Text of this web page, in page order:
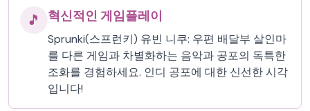
🎵 혁신적인 게임플레이
Sprunki(스프런키) 유빈 니쿠: 우편 배달부 살인마
를 다른 게임과 차별화하는 음악과 공포의 독특한
조화를 경험하세요. 인디 공포에 대한 신선한 시각
입니다!